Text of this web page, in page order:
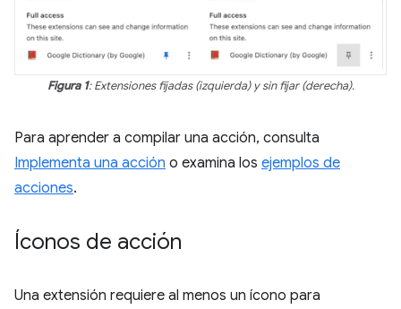
Figura 1: Extensiones fijadas (izquierda) y sin fijar (derecha).
Para aprender a compilar una acción, consulta
Implementa una acción o examina los ejemplos de
acciones.
Íconos de acción
Una extensión requiere al menos un ícono para